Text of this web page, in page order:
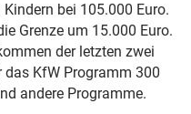
bei 105.000 Euro.
Grenze um 15.000 Euro.
der letzten zwei
das KfW Programm 300
andere Programme.